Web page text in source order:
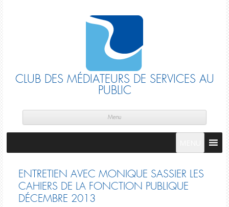
CLUB DES MÉDIATEURS DE SERVICES AU
PUBLIC
Menu
ENTRETIEN AVEC MONIQUE SASSIER LES
CAHIERS DE LA FONCTION PUBLIQUE
DÉCEMBRE 2013